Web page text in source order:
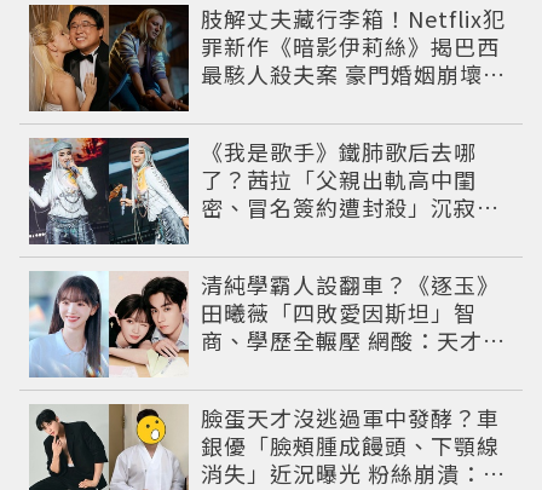
肢解丈夫藏行李箱！Netflix犯
罪新作《暗影伊莉絲》揭巴西
最駭人殺夫案 豪門婚姻崩壞釀
《我是歌手》鐵肺歌后去哪
了？茜拉「父親出軌高中閨
密、冒名簽約遭封殺」沉寂12
清純學霸人設翻車？《逐玉》
田曦薇「四敗愛因斯坦」智
商、學歷全輾壓 網酸：天才全
臉蛋天才沒逃過軍中發酵？車
銀優「臉頰腫成饅頭、下顎線
消失」近況曝光 粉絲崩潰：空